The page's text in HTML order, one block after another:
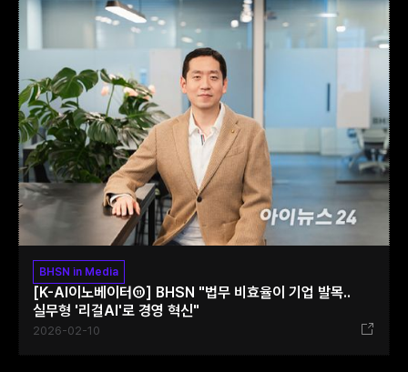
BHSN in Media
[K-AI이노베이터⑪] BHSN "법무 비효율이 기업 발목..
실무형 '리걸AI'로 경영 혁신"
2026-02-10